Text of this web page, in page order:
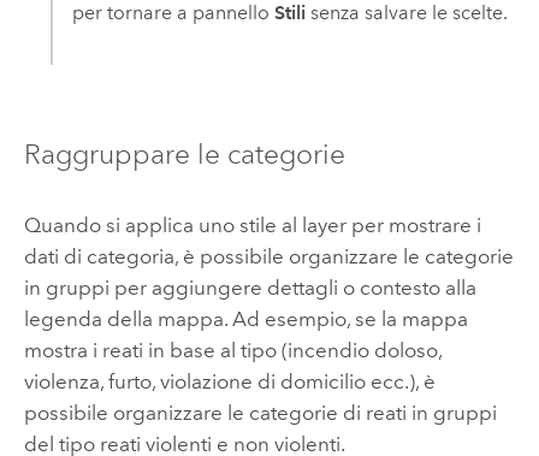
per tornare a pannello Stilisenza salvare le scelte.
Raggruppare le categorie
Quando si applica uno stile al layer per mostrare i
dati di categoria, è possibile organizzare le categorie
in gruppi per aggiungere dettagli o contesto alla
legenda della mappa. Ad esempio, se la mappa
mostra i reati in base al tipo (incendio doloso,
violenza, furto, violazione di domicilio ecc.), è
possibile organizzare le categorie di reati in gruppi
del tipo reati violenti e non violenti.